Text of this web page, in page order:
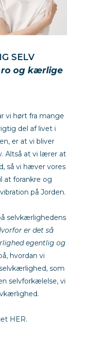
SELV
ro og kærlige
vi hørt fra mange
del af livet i
er at vi bliver
Altså at vi lærer at
så vi hæver vores
at forankre og
på Jorden.
selvkærlighedens
er det så
egentlig og
hvordan vi
som
selvforkælelse, vi
HER.